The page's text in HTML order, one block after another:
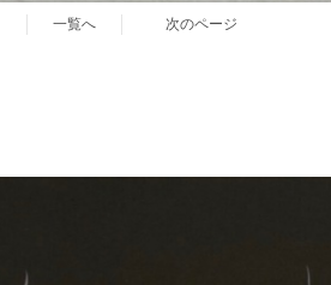
一覧へ 次のページ